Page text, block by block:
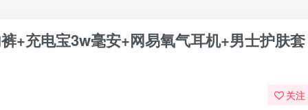
+充电宝3w毫安+网易氧气耳机+男士护肤套
关注